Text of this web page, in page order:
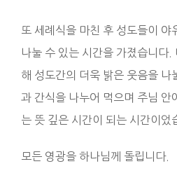
또 세례식을 마친 후 성도들이
나눌 수 있는 시간을 가졌습니다.
해 성도간의 더욱 밝은 웃음을 나
과 간식을 나누어 먹으며 주님 안
는 뜻 깊은 시간이 되는 시간이었
모든 영광을 하나님께 돌립니다.